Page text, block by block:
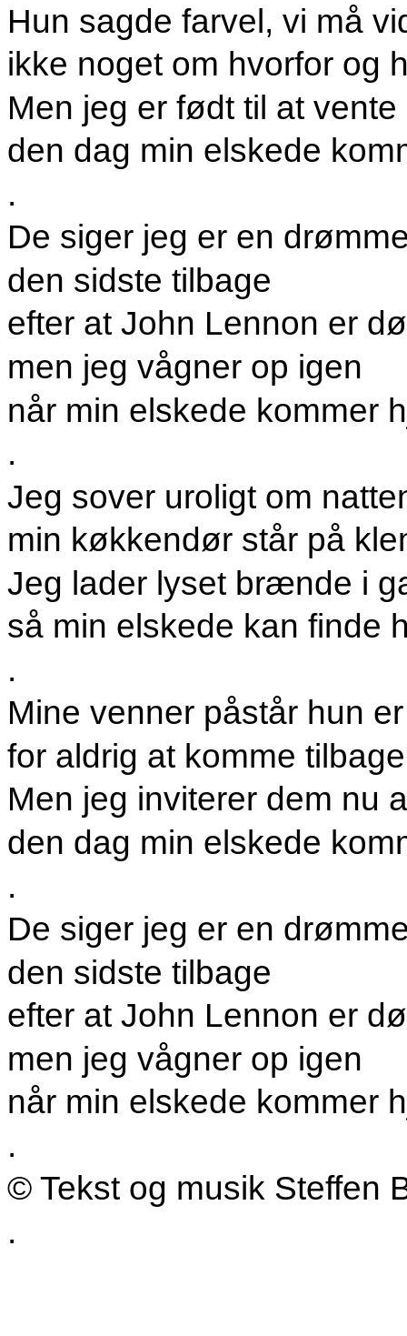
Hun sagde farvel, vi må
ikke noget om hvorfor og
Men jeg er født til at
den dag min elskede
.
De siger jeg er en
den sidste tilbage
efter at John Lennon er
men jeg vågner op igen
når min elskede kommer
.
Jeg sover uroligt om
min køkkendør står på
Jeg lader lyset brænde i
så min elskede kan finde
.
Mine venner påstår hun
for aldrig at komme
Men jeg inviterer dem nu
den dag min elskede
.
De siger jeg er en
den sidste tilbage
efter at John Lennon er
men jeg vågner op igen
når min elskede kommer
.
© Tekst og musik Steffen
.